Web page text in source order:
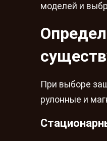
моделей и
При выборе
рулонные и